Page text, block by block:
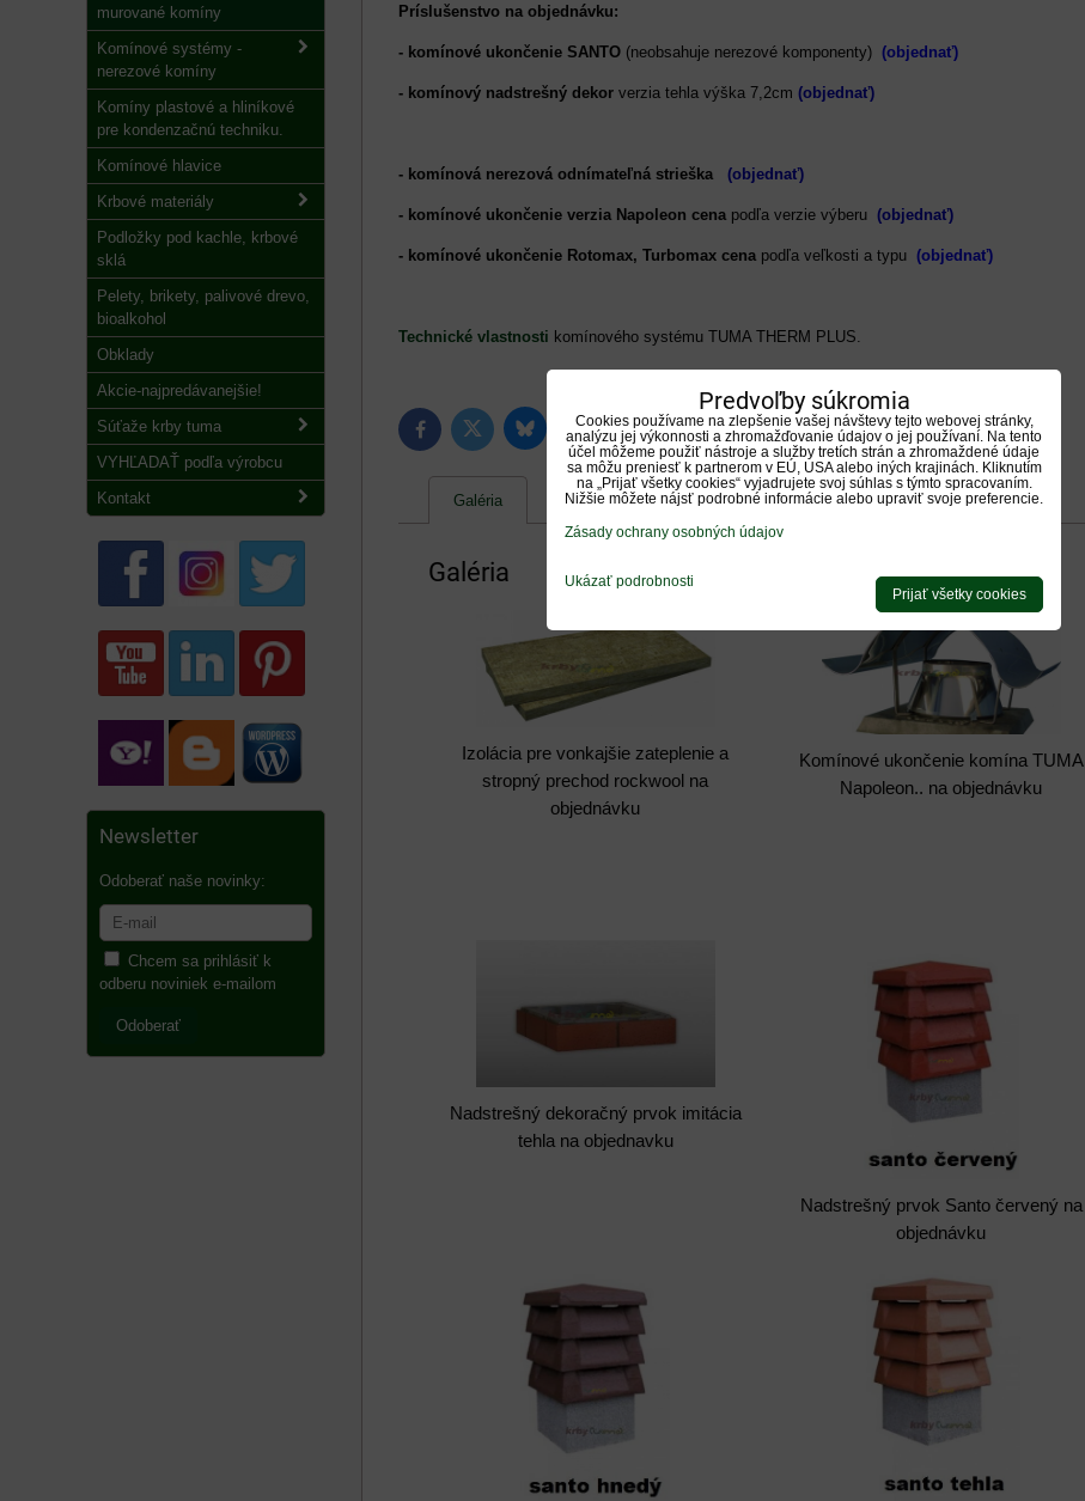
Príslušenstvo na objednávku:
- komínové ukončenie SANTO (neobsahuje nerezové komponenty) (objednať)
- komínový nadstrešný dekor verzia tehla výška 7,2cm (objednať)
- komínová nerezová odnímateľná strieška (objednať)
- komínové ukončenie verzia Napoleon cena podľa verzie výberu (objednať)
- komínové ukončenie Rotomax, Turbomax cena podľa veľkosti a typu (objednať)
Technické vlastnosti komínového systému TUMA THERM PLUS.
FacebookTwitter BlueskyPinterestReddit LinkedInWhatsApp
E-
mail
Galéria Recenzie 0 Diskusia 0 Otázka k produktu
Galéria
Izolácia pre vonkajšie zateplenie a
stropný prechod rockwool na
objednávku
Komínové ukončenie komína TUMA
Napoleon.. na objednávku
Nadstrešný dekoračný prvok imitácia
tehla na objednavku
Nadstrešný prvok Santo červený na
objednávku
murované komíny
Komínové systémy -
nerezové komíny
Komíny plastové a hliníkové
pre kondenzačnú techniku.
Komínové hlavice
Krbové materiály
Podložky pod kachle, krbové
sklá
Pelety, brikety, palivové drevo,
bioalkohol
Obklady
Akcie-najpredávanejšie!
Súťaže krby tuma
VYHĽADAŤ podľa výrobcu
Kontakt
Newsletter
Odoberať naše novinky:
Chcem sa prihlásiť k
odberu noviniek e-mailom
Odoberať
Predvoľby súkromia
Cookies používame na zlepšenie vašej návštevy tejto webovej stránky,
analýzu jej výkonnosti a zhromažďovanie údajov o jej používaní. Na tento
účel môžeme použiť nástroje a služby tretích strán a zhromaždené údaje
sa môžu preniesť k partnerom v EÚ, USA alebo iných krajinách. Kliknutím
na „Prijať všetky cookies“ vyjadrujete svoj súhlas s týmto spracovaním.
Nižšie môžete nájsť podrobné informácie alebo upraviť svoje preferencie.
Zásady ochrany osobných údajov
Ukázať podrobnosti
Prijať všetky cookies